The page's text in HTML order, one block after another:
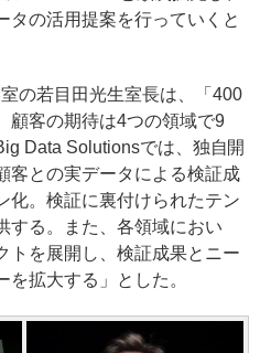
タの活用提案を行っていくと
の若目田光生室長は、「400
顧客の期待は4つの領域で9
Data Solutionsでは、独自開
客との実データによる検証成
化。検証に裏付けられたテン
する。また、各領域におい
トを展開し、検証成果とニー
拡大する」とした。